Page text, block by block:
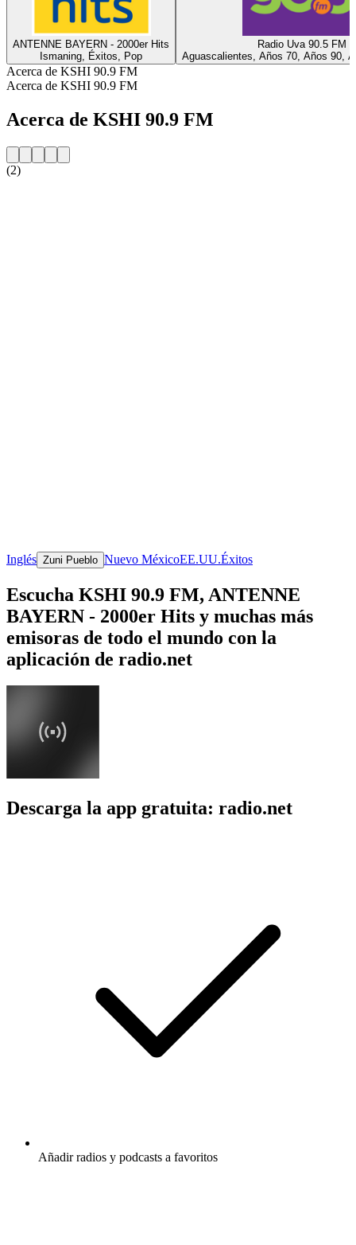
ANTENNE BAYERN - 2000er Hits
Ismaning, Éxitos, Pop
Radio Uva 90.5 FM
Aguascalientes, Años 70, Años 90,
Acerca de KSHI 90.9 FM
Acerca de KSHI 90.9 FM
Acerca de KSHI 90.9 FM
(2)
Inglés Zuni Pueblo Nuevo MéxicoEE.UU.Éxitos
Escucha KSHI 90.9 FM, ANTENNE
BAYERN - 2000er Hits y muchas más
emisoras de todo el mundo con la
aplicación de radio.net
Descarga la app gratuita: radio.net
Añadir radios y podcasts a favoritos